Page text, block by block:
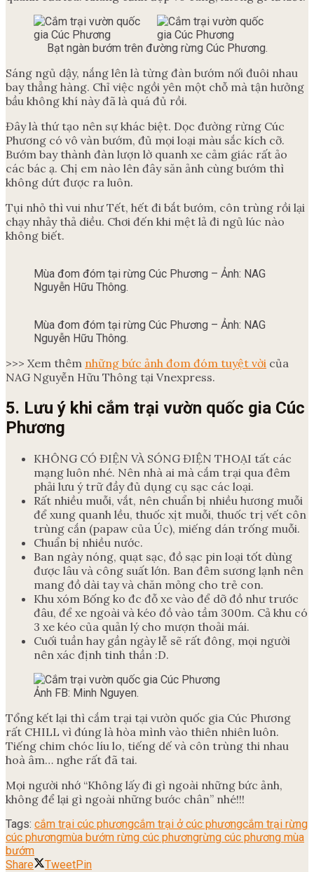
Bạt ngàn bướm trên đường rừng Cúc Phương.
Sáng ngủ dậy, nắng lên là từng đàn bướm nối đuôi nhau
bay thẳng hàng. Chỉ việc ngồi yên một chỗ mà tận hưởng
bầu không khí này đã là quá đủ rồi.
Đây là thứ tạo nên sự khác biệt. Dọc đường rừng Cúc
Phương có vô vàn bướm, đủ mọi loại màu sắc kích cỡ.
Bướm bay thành đàn lượn lờ quanh xe cảm giác rất ảo
các bác ạ. Chị em nào lên đây săn ảnh cùng bướm thì
không dứt được ra luôn.
Tụi nhỏ thì vui như Tết, hết đi bắt bướm, côn trùng rồi lại
chạy nhảy thả diều. Chơi đến khi mệt lả đi ngủ lúc nào
không biết.
Mùa đom đóm tại rừng Cúc Phương – Ảnh: NAG
Nguyễn Hữu Thông.
Mùa đom đóm tại rừng Cúc Phương – Ảnh: NAG
Nguyễn Hữu Thông.
>>> Xem thêm những bức ảnh đom đóm tuyệt vời của
NAG Nguyễn Hữu Thông tại Vnexpress.
5. Lưu ý khi cắm trại vườn quốc gia Cúc
Phương
KHÔNG CÓ ĐIỆN VÀ SÓNG ĐIỆN THOẠI tất các
mạng luôn nhé. Nên nhà ai mà cắm trại qua đêm
phải lưu ý trữ đầy đủ dụng cụ sạc các loại.
Rất nhiều muỗi, vắt, nên chuẩn bị nhiều hương muỗi
để xung quanh lều, thuốc xịt muỗi, thuốc trị vết côn
trùng cắn (papaw của Úc), miếng dán trống muỗi.
Chuẩn bị nhiều nước.
Ban ngày nóng, quạt sạc, đồ sạc pin loại tốt dùng
được lâu và công suất lớn. Ban đêm sương lạnh nên
mang đồ dài tay và chăn mỏng cho trẻ con.
Khu xóm Bống ko đc đỗ xe vào để dỡ đồ như trước
đâu, để xe ngoài và kéo đồ vào tầm 300m. Cả khu có
3 xe kéo của quản lý cho mượn thoải mái.
Cuối tuần hay gần ngày lễ sẽ rất đông, mọi người
nên xác định tinh thần :D.
Ảnh FB: Minh Nguyen.
Tổng kết lại thì cắm trại tại vườn quốc gia Cúc Phương
rất CHILL vì đúng là hòa mình vào thiên nhiên luôn.
Tiếng chim chóc líu lo, tiếng dế và côn trùng thi nhau
hoà âm… nghe rất đã tai.
Mọi người nhớ “Không lấy đi gì ngoài những bức ảnh,
không để lại gì ngoài những bước chân” nhé!!!
Tags: cắm trại cúc phươngcắm trại ở cúc phươngcắm trại rừng
cúc phươngmùa bướm rừng cúc phươngrừng cúc phương mùa
bướm
Share
TweetPin